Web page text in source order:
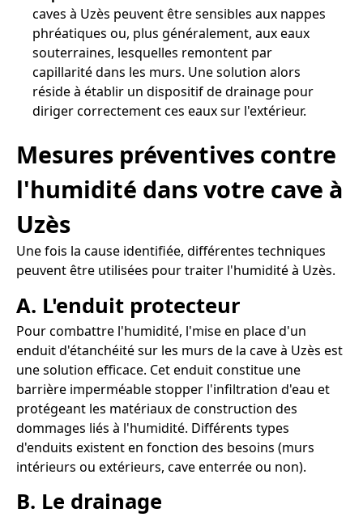
caves à Uzès peuvent être sensibles aux nappes
phréatiques ou, plus généralement, aux eaux
souterraines, lesquelles remontent par
capillarité dans les murs. Une solution alors
réside à établir un dispositif de drainage pour
diriger correctement ces eaux sur l'extérieur.
Mesures préventives contre
l'humidité dans votre cave à
Uzès
Une fois la cause identifiée, différentes techniques
peuvent être utilisées pour traiter l'humidité à Uzès.
A. L'enduit protecteur
Pour combattre l'humidité, l'mise en place d'un
enduit d'étanchéité sur les murs de la cave à Uzès est
une solution efficace. Cet enduit constitue une
barrière imperméable stopper l'infiltration d'eau et
protégeant les matériaux de construction des
dommages liés à l'humidité. Différents types
d'enduits existent en fonction des besoins (murs
intérieurs ou extérieurs, cave enterrée ou non).
B. Le drainage